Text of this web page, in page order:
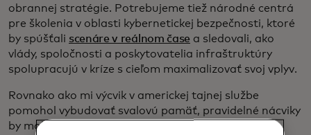
obrannej stratégie. Potrebujeme tiež národné centrá
pre školenia v oblasti kybernetickej bezpečnosti, ktoré
by spúšťali scenáre v reálnom čase a sledovali, ako
vlády, spoločnosti a poskytovatelia infraštruktúry
spolupracujú v kríze s cieľom maximalizovať svoj vplyv.
Rovnako ako mi výcvik v americkej tajnej službe
pomohol vybudovať svalovú pamäť, pravidelné nácviky
by mohli potenciálne zachrániť situáciu, keď aj tie